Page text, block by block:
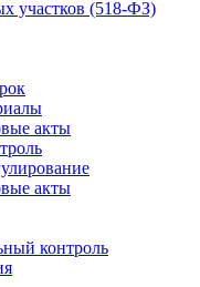
участков (518-ФЗ)
акты
акты
контроль